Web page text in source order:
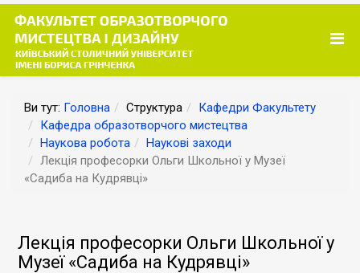
Ви тут: Головна Структура
Кафедри Факультету
Кафедра образотворчого мистецтва
Наукова робота
Наукові заходи
Лекція професорки Ольги Школьної у Музеї
«Садиба на Кудрявці»
Лекція професорки Ольги Школьної у
Музеї «Садиба на Кудрявці»